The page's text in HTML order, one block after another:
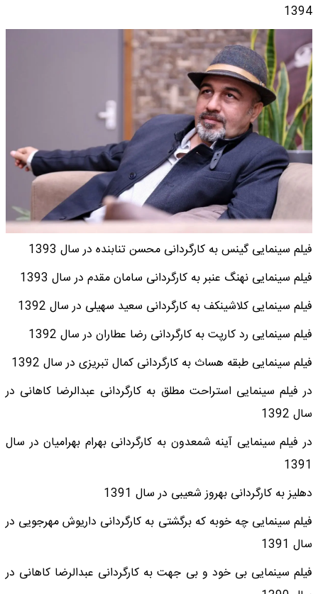
1394
فیلم سینمایی گینس به کارگردانی محسن تنابنده در سال 1393
فیلم سینمایی نهنگ عنبر به کارگردانی سامان مقدم در سال 1393
فیلم سینمایی کلاشینکف به کارگردانی سعید سهیلی در سال 1392
فیلم سینمایی رد کارپت به کارگردانی رضا عطاران در سال 1392
فیلم سینمایی طبقه هساث به کارگردانی کمال تبریزی در سال 1392
در فیلم سینمایی استراحت مطلق به کارگردانی عبدالرضا کاهانی در
سال 1392
در فیلم سینمایی آینه شمعدون به کارگردانی بهرام بهرامیان در سال
1391
دهلیز به کارگردانی بهروز شعیبی در سال 1391
فیلم سینمایی چه خوبه که برگشتی به کارگردانی داریوش مهرجویی در
سال 1391
فیلم سینمایی بی خود و بی جهت به کارگردانی عبدالرضا کاهانی در